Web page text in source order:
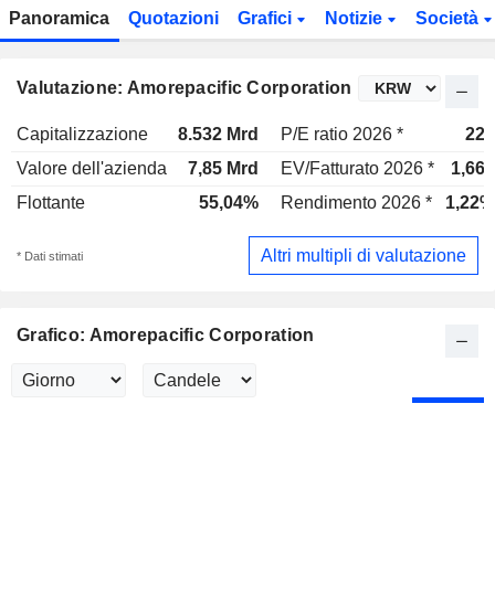
Panoramica Quotazioni Grafici Notizie Società
Valutazione: Amorepacific Corporation
Capitalizzazione 8.532 Mrd P/E ratio 2026 *
22x
Valore dell'azienda
7,85 Mrd EV/Fatturato 2026 *
1,66x
Flottante
55,04% Rendimento 2026 * 1,22%
* Dati stimati Altri multipli di valutazione
Grafico: Amorepacific Corporation